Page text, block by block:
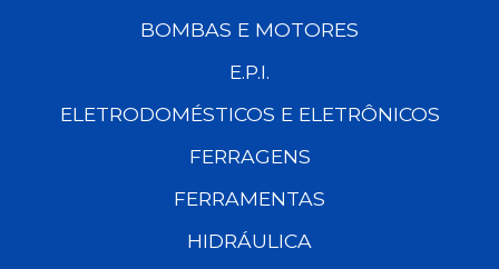
BOMBAS E MOTORES
E.P.I.
ELETRODOMÉSTICOS E ELETRÔNICOS
FERRAGENS
FERRAMENTAS
HIDRÁULICA